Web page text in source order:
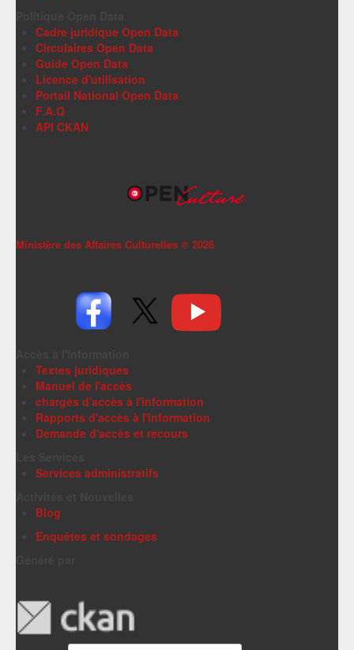
Cadre juridique Open Data
Circulaires Open Data
Guide Open Data
Licence d'utilisation
Portail National Open Data
F.A.Q
API CKAN
Ministère des Affaires Culturelles © 2026
Textes juridiques
Manuel de l'accès
chargés d'accès à l'information
Rapports d'accès à l'information
Demande d'accès et recours
Services administratifs
Blog
Enquêtes et sondages